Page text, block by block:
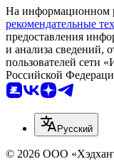
На информационном
рекомендательные
предоставления
и анализа сведений,
пользователей сети
Российской
Русский
© 2026 ООО